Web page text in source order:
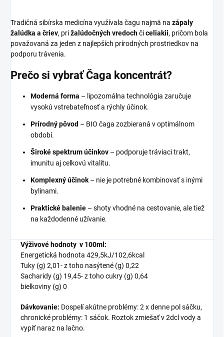
Tradičná sibírska medicína využívala čagu najmä na zápaly
žalúdka a čriev, prižalúdočných vredochčiceliakii, pričom bola
považovaná za jeden z najlepších prírodných prostriedkov na
podporu trávenia.
Prečo si vybrať Čaga koncentrát?
Moderná forma – lipozomálna technológia zaručuje
vysokú vstrebateľnosť a rýchly účinok.
Prírodný pôvod – BIO čaga zozbieraná v optimálnom
období.
Široké spektrum účinkov – podporuje tráviaci trakt,
imunitu aj celkovú vitalitu.
Komplexný účinok – nie je potrebné kombinovať s inými
bylinami.
Praktické balenie – shoty vhodné na cestovanie, ale tiež
na každodenné užívanie.
Výživové hodnoty v 100ml:
Energetická hodnota 429,5kJ/102,6kcal
Tuky (g) 2,01- z toho nasýtené (g) 0,22
Sacharidy (g) 19,45- z toho cukry (g) 0,64
bielkoviny (g) 0
Dávkovanie: Dospelí akútne problémy: 2 x denne pol sáčku,
chronické problémy: 1 sáčok. Roztok zmiešať v 2dcl vody a
vypiť naraz na lačno.